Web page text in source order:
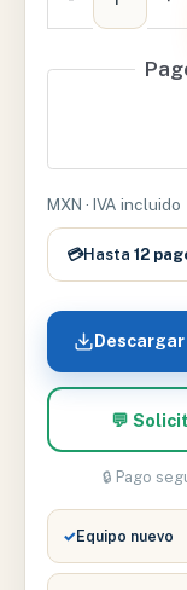
FLEXIPORT
#
1
cantidad
MXN · IVA incluido
💳Hasta 12
💬
🔒 Pago
✓Equipo nuevo